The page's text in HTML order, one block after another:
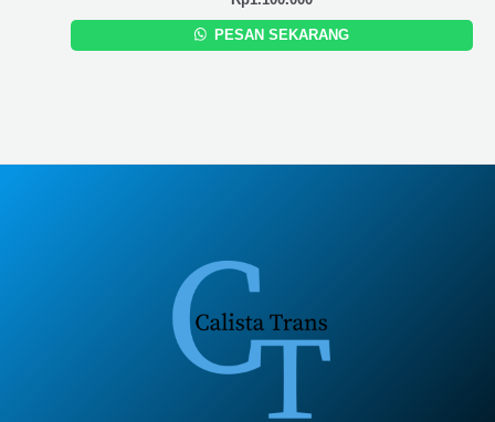
PESAN SEKARANG